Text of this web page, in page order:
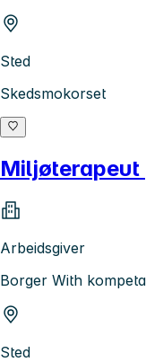
Sted
Skedsmokorset
Miljøterapeut
Arbeidsgiver
Borger With
Sted